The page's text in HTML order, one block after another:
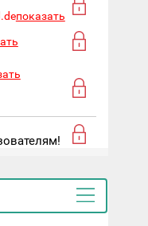
показать